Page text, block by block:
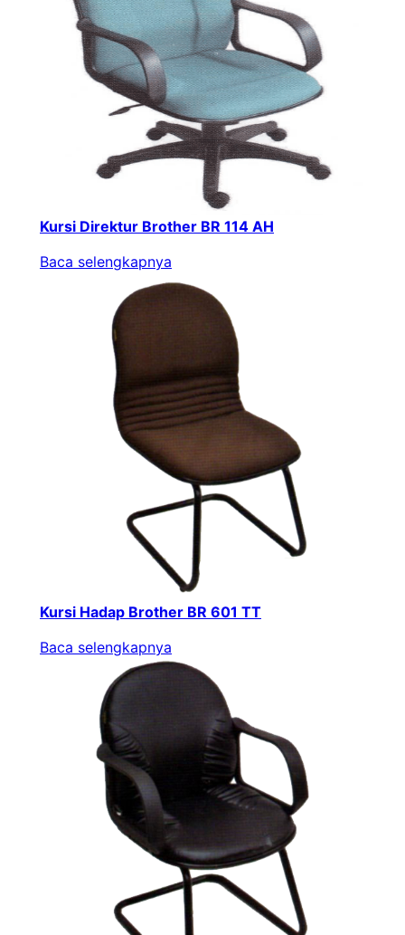
Kursi Direktur Brother BR 114 AH
Baca selengkapnya
Kursi Hadap Brother BR 601 TT
Baca selengkapnya